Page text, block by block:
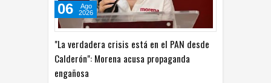
"La verdadera crisis está en el PAN desde
Calderón": Morena acusa propaganda
engañosa
06
Ago
2026